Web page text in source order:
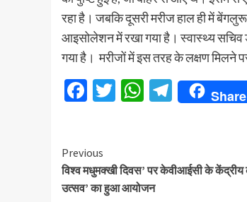
रहा है। जबकि दूसरी मरीज हाल ही में
आइसोलेशन में रखा गया है। स्वास्थ्य सचिव
गया है। मरीजों में इस तरह के लक्षण मिलने
Facebook
Twitter Share
Continue
Reading
Previous
विश्व मधुमक्खी दिवस’ पर केवीआईसी के केंद्रीय
उत्सव’ का हुआ आयोजन